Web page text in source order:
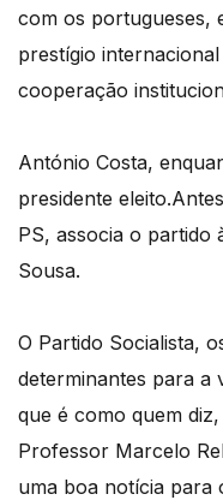
com os portugueses,
prestígio
cooperação
António Costa,
presidente
PS, associa o partido
Sousa.
O Partido Socialista,
determinantes para a
que é como quem
Professor Marcelo
uma boa notícia para